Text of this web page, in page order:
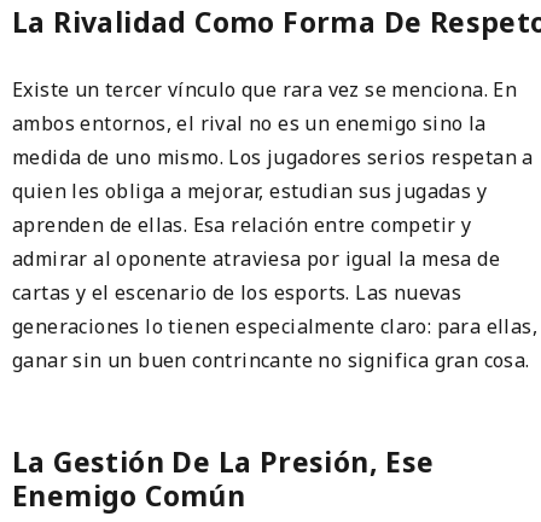
La Rivalidad Como Forma De
Existe un tercer vínculo que rara vez se menciona. En
ambos entornos, el rival no es un enemigo sino la
medida de uno mismo. Los jugadores serios respetan a
quien les obliga a mejorar, estudian sus jugadas y
aprenden de ellas. Esa relación entre competir y
admirar al oponente atraviesa por igual la mesa de
cartas y el escenario de los esports. Las nuevas
generaciones lo tienen especialmente claro: para ellas,
ganar sin un buen contrincante no significa gran cosa.
La Gestión De La Presión, Ese
Enemigo Común